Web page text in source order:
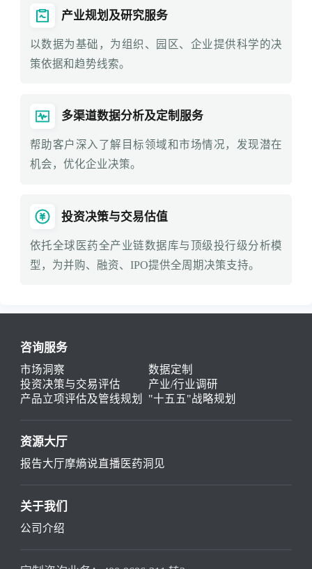
产业规划及研究服务
以数据为基础，为组织、园区、企业提供科学的决
策依据和趋势线索。
多渠道数据分析及定制服务
帮助客户深入了解目标领域和市场情况，发现潜在
机会，优化企业决策。
投资决策与交易估值
依托全球医药全产业链数据库与顶级投行级分析模
型，为并购、融资、IPO提供全周期决策支持。
咨询服务
市场洞察
数据定制
投资决策与交易评估
产业/行业调研
产品立项评估及管线规划
"十五五"战略规划
资源大厅
报告大厅摩熵说直播 医药洞见
关于我们
公司介绍